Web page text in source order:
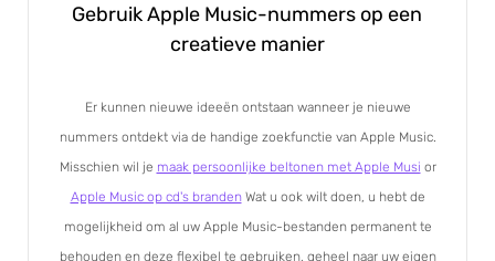
Gebruik Apple Music-nummers op een
creatieve manier
Er kunnen nieuwe ideeën ontstaan ​​wanneer je nieuwe
nummers ontdekt via de handige zoekfunctie van Apple Music.
Misschien wil je maak persoonlijke beltonen met Apple Musi or
Apple Music op cd's brandenWat u ook wilt doen, u hebt de
mogelijkheid om al uw Apple Music-bestanden permanent te
behouden en deze flexibel te gebruiken, geheel naar uw eigen